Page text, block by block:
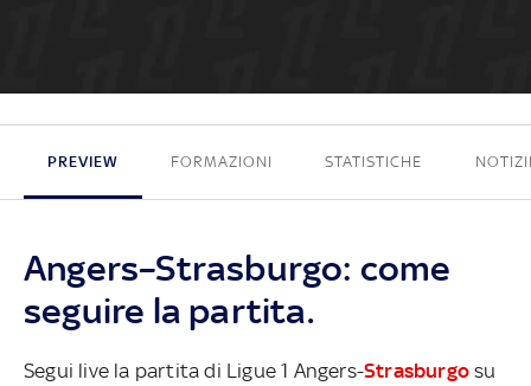
2 - 3
PREVIEW FORMAZIONI STATISTICHE
Angers–Strasburgo: come
seguire la partita.
Segui live la partita di Ligue 1 Angers-Strasburgo su